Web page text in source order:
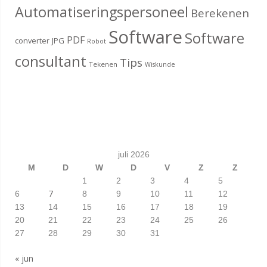
Automatiseringspersoneel Berekenen
converter JPG PDF Robot SoftwareSoftware
consultant Tekenen Tips Wiskunde
juli 2026
M
D W D V Z
Z
1
2 3 4
5
6
7 8 9 10 11
12
13
14 15 16 17 18
19
20
21 22 23 24 25
26
27
28 29 30 31
« jun